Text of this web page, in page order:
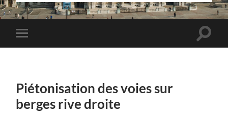
Groupe
MoDem
et
de
Toggle
mobile
Toggle
Piétonisation des voies sur
berges rive droite